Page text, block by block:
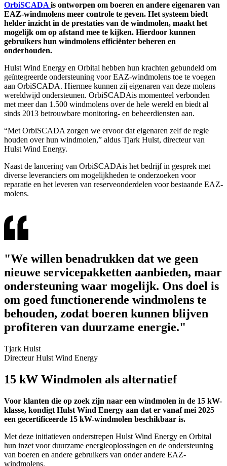
OrbiSCADAis ontworpen om boeren en andere eigenaren van
EAZ-windmolens meer controle te geven. Het systeem biedt
helder inzicht in de prestaties van de windmolen, maakt het
mogelijk om op afstand mee te kijken. Hierdoor kunnen
gebruikers hun windmolens efficiënter beheren en
onderhouden.
Hulst Wind Energy en Orbital hebben hun krachten gebundeld om
geïntegreerde ondersteuning voor EAZ-windmolens toe te voegen
aan OrbiSCADA. Hiermee kunnen zij eigenaren van deze molens
wereldwijd ondersteunen. OrbiSCADAis momenteel verbonden
met meer dan 1.500 windmolens over de hele wereld en biedt al
sinds 2013 betrouwbare monitoring- en beheerdiensten aan.
“Met OrbiSCADA zorgen we ervoor dat eigenaren zelf de regie
houden over hun windmolen,” aldus Tjark Hulst, directeur van
Hulst Wind Energy.
Naast de lancering van OrbiSCADAis het bedrijf in gesprek met
diverse leveranciers om mogelijkheden te onderzoeken voor
reparatie en het leveren van reserveonderdelen voor bestaande EAZ-
molens.
"We willen benadrukken dat we geen
nieuwe servicepakketten aanbieden, maar
ondersteuning waar mogelijk. Ons doel is
om goed functionerende windmolens te
behouden, zodat boeren kunnen blijven
profiteren van duurzame energie."
Tjark Hulst
Directeur Hulst Wind Energy
15 kW Windmolen als alternatief
Voor klanten die op zoek zijn naar een windmolen in de 15 kW-
klasse, kondigt Hulst Wind Energy aan dat er vanaf mei 2025
een gecertificeerde 15 kW-windmolen beschikbaar is.
Met deze initiatieven onderstrepen Hulst Wind Energy en Orbital
hun inzet voor duurzame energieoplossingen en de ondersteuning
van boeren en andere gebruikers van onder andere EAZ-
windmolens.